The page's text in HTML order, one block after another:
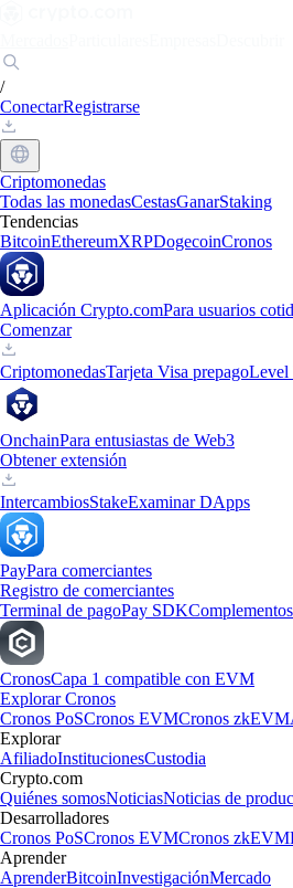
/
ConectarRegistrarse
Criptomonedas
Todas las monedasCestasGanarStaking
Tendencias
BitcoinEthereumXRPDogecoinCronos
Aplicación Crypto.comPara usuarios
Comenzar
CriptomonedasTarjeta Visa prepagoLevel
OnchainPara entusiastas de Web3
Obtener extensión
IntercambiosStakeExaminar DApps
PayPara comerciantes
Registro de comerciantes
Terminal de pagoPay SDK
CronosCapa 1 compatible con EVM
Explorar Cronos
Cronos PoSCronos EVMCronos zkEVM
Explorar
AfiliadoInstitucionesCustodia
Crypto.com
Quiénes somosNoticiasNoticias de
Desarrolladores
Cronos PoSCronos EVMCronos zkEVM
Aprender
AprenderBitcoinInvestigaciónMercado